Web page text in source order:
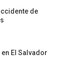
de
El Salvador